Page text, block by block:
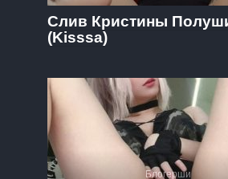
Слив Кристины
(Kisssa)
Блогерши